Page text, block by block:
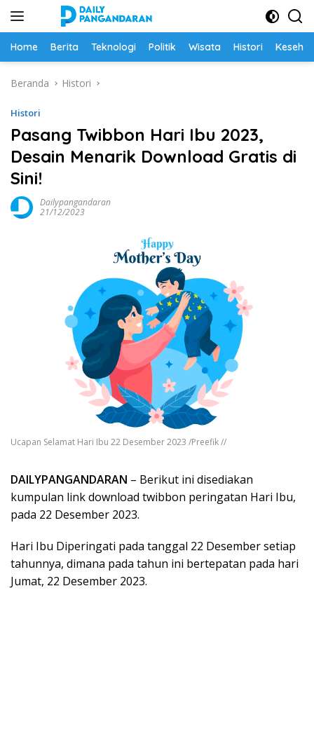
Home Berita Teknologi Politik Wisata Histori
Beranda Histori
Histori
Pasang Twibbon Hari Ibu 2023,
Desain Menarik Download Gratis di
Sini!
Dailypangandaran
21/12/2023
Ucapan Selamat Hari Ibu 22 Desember 2023 /Preefik //
DAILYPANGANDARAN – Berikut ini disediakan
kumpulan link download twibbon peringatan Hari Ibu,
pada 22 Desember 2023.
Hari Ibu Diperingati pada tanggal 22 Desember setiap
tahunnya, dimana pada tahun ini bertepatan pada hari
Jumat, 22 Desember 2023.